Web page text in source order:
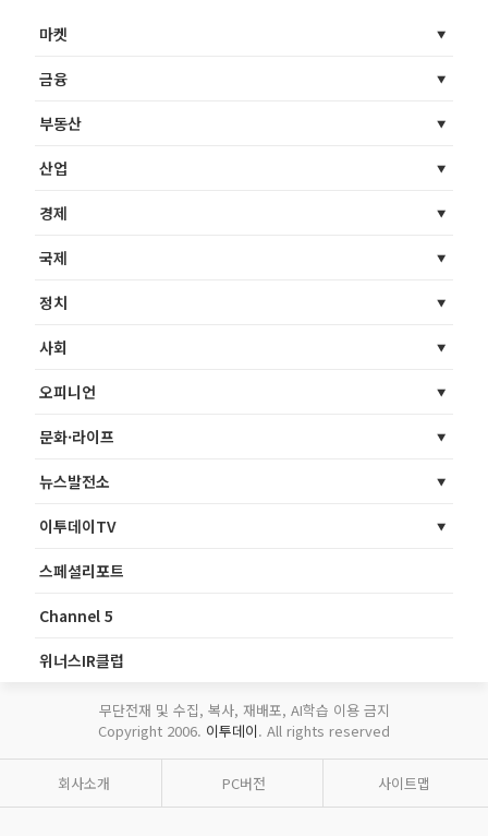
마켓
금융
부동산
산업
경제
국제
정치
사회
오피니언
문화·라이프
뉴스발전소
이투데이TV
스페셜리포트
Channel 5
위너스IR클럽
무단전재 및 수집, 복사, 재배포, AI학습 이용 금지
Copyright 2006. 이투데이. All rights reserved
회사소개 PC버전 사이트맵